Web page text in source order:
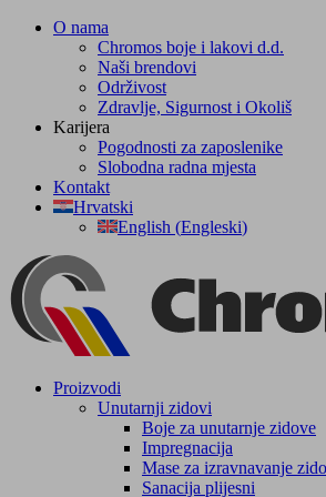
Skip
O nama
Chromos boje i lakovi d.d.
Naši brendovi
Održivost
Zdravlje, Sigurnost i Okoliš
Karijera
Pogodnosti za zaposlenike
Slobodna radna mjesta
Kontakt
Hrvatski
English (Engleski)
Facebook
YouTube
Proizvodi
Unutarnji zidovi
Boje za unutarnje zidove
Impregnacija
Mase za izravnavanje
Sanacija plijesni